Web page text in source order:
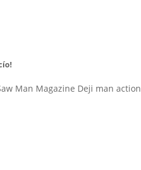
Man Magazine Deji man action